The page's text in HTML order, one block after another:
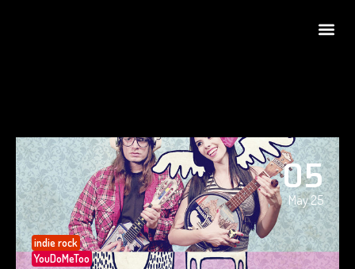
05
May 25
indie rock
YouDoMeToo